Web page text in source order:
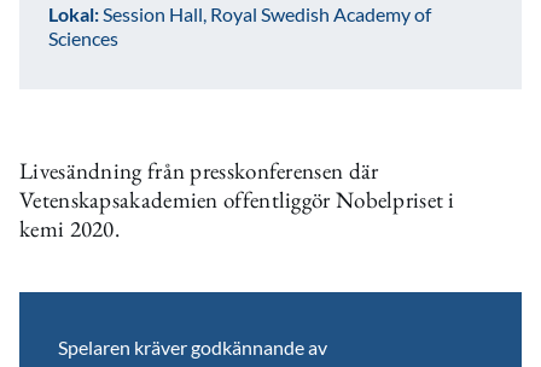
Livesändning från presskonferensen där
Vetenskapsakademien offentliggör Nobelpriset i
kemi 2020.
Spelaren kräver godkännande av
Lokal:Session Hall, Royal Swedish Academy of
Sciences